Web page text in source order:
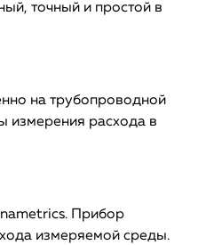
точный и простой в
на трубопроводной
измерения расхода в
Прибор
измеряемой среды.